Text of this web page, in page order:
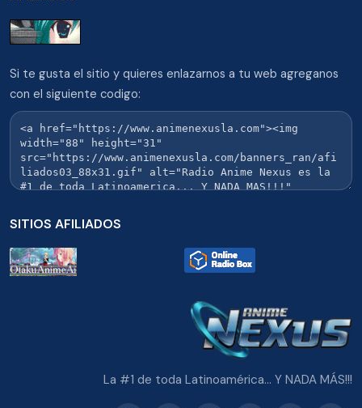
Si te gusta el sitio y quieres enlazarnos a tu web agreganos
con el siguiente codigo:
SITIOS AFILIADOS
La #1 de toda Latinoamérica... Y NADA MÁS!!!